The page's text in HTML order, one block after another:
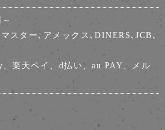
スター､アメックス､DINERS､JCB､
、楽天ペイ、d払い、au PAY、メル